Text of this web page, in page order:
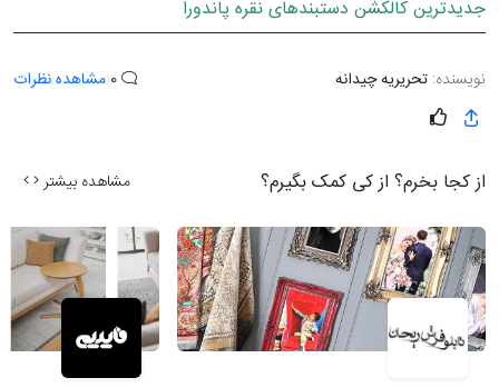
جدیدترین کالکشن دستبندهای نقره پاندورا
نویسنده: تحریریه چیدانه مشاهده نظرات
از کجا بخرم؟ از کی کمک بگیرم؟ مشاهده بیشتر